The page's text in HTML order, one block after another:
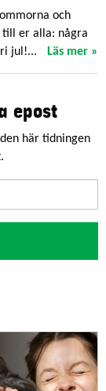
och
till er alla: några
jul!...
Läs mer »
epost
här tidningen